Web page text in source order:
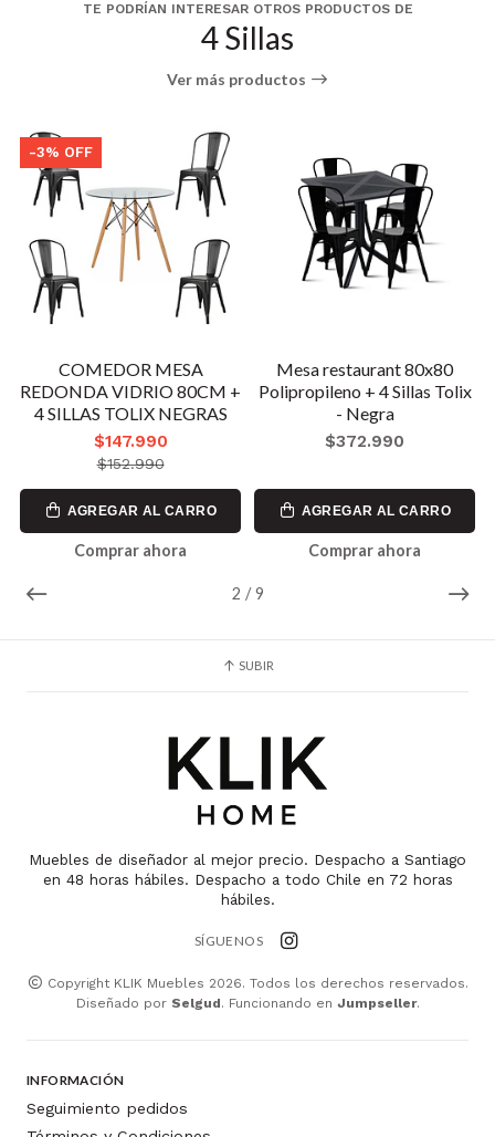
TE PODRÍAN INTERESAR OTROS PRODUCTOS DE
4 Sillas
Ver más productos
2 / 9
-3% OFF
COMEDOR MESA
REDONDA VIDRIO 80CM +
4 SILLAS TOLIX NEGRAS
$147.990
$152.990
AGREGAR AL CARRO
Comprar ahora
Mesa restaurant 80x80
Polipropileno + 4 Sillas Tolix
- Negra
$372.990
AGREGAR AL CARRO
Comprar ahora
SUBIR
Muebles de diseñador al mejor precio. Despacho a Santiago
en 48 horas hábiles. Despacho a todo Chile en 72 horas
hábiles.
SÍGUENOS
Copyright KLIK Muebles 2026. Todos los derechos reservados.
Diseñado por Selgud. Funcionando en Jumpseller.
INFORMACIÓN
Seguimiento pedidos